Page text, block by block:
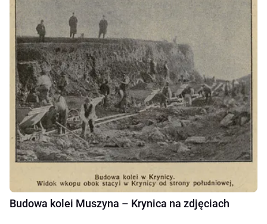
Budowa kolei Muszyna – Krynica na zdjęciach